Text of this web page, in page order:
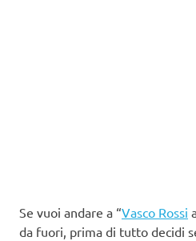
Se vuoi andare a “Vasco Rossi
da fuori, prima di tutto decidi